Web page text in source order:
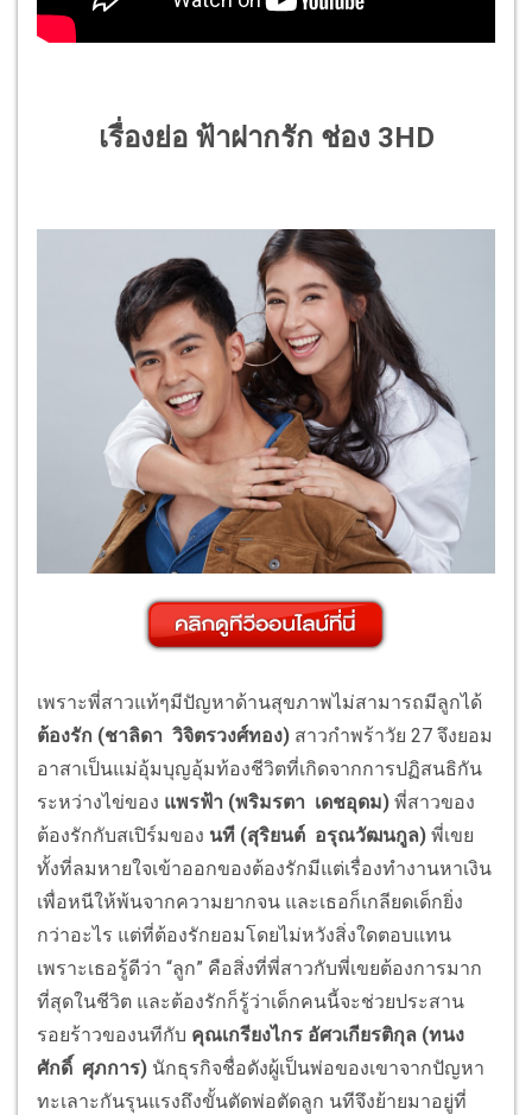
เรื่องย่อ ฟ้าฝากรัก ช่อง 3HD
เพราะพี่สาวแท้ๆมีปัญหาด้านสุขภาพไม่สามารถมีลูกได้
ต้องรัก (ชาลิดา วิจิตรวงศ์ทอง) สาวกำพร้าวัย 27 จึงยอม
อาสาเป็นแม่อุ้มบุญอุ้มท้องชีวิตที่เกิดจากการปฏิสนธิกัน
ระหว่างไข่ของ แพรฟ้า (พริมรตา เดชอุดม) พี่สาวของ
ต้องรักกับสเปิร์มของ นที (สุริยนต์ อรุณวัฒนกูล) พี่เขย
ทั้งที่ลมหายใจเข้าออกของต้องรักมีแต่เรื่องทำงานหาเงิน
เพื่อหนีให้พ้นจากความยากจน และเธอก็เกลียดเด็กยิ่ง
กว่าอะไร แต่ที่ต้องรักยอมโดยไม่หวังสิ่งใดตอบแทน
เพราะเธอรู้ดีว่า “ลูก” คือสิ่งที่พี่สาวกับพี่เขยต้องการมาก
ที่สุดในชีวิต และต้องรักก็รู้ว่าเด็กคนนี้จะช่วยประสาน
รอยร้าวของนทีกับ คุณเกรียงไกร อัศวเกียรติกุล (ทนง
ศักดิ์ ศุภการ) นักธุรกิจชื่อดังผู้เป็นพ่อของเขาจากปัญหา
ทะเลาะกันรุนแรงถึงขั้นตัดพ่อตัดลูก นทีจึงย้ายมาอยู่ที่